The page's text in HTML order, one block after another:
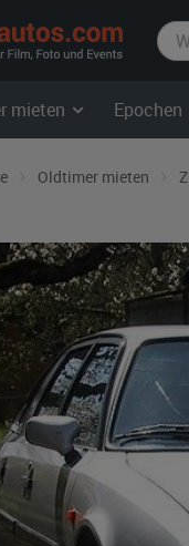
film-
mieten Epochen
Oldtimer mieten